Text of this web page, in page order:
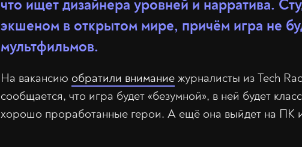
что ищет дизайнера уровней и нарратива.
экшеном в открытом мире, причём игра не
мультфильмов.
На вакансию обратили внимание журналисты из Tech
сообщается, что игра будет «безумной», в ней будет
хорошо проработанные герои. А ещё она выйдет на ПК